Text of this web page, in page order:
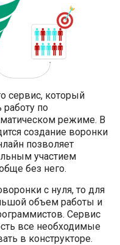
сервис, который
работу по
режиме. В
создание воронки
позволяет
участием
без него.
с нуля, то для
объем работы и
Сервис
все необходимые
в конструкторе.